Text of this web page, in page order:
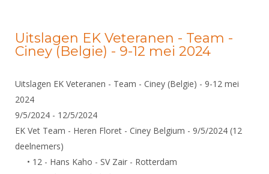
Uitslagen EK Veteranen - Team -
Ciney (Belgie) - 9-12 mei 2024
Uitslagen EK Veteranen - Team - Ciney (Belgie) - 9-12 mei
2024
9/5/2024 - 12/5/2024
EK Vet Team - Heren Floret - Ciney Belgium - 9/5/2024 (12
deelnemers)
• 12 - Hans Kaho - SV Zair - Rotterdam